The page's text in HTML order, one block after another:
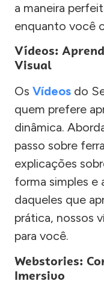
a maneira
enquanto você
Vídeos:
Visual
Os Vídeos do
quem prefere
dinâmica.
passo sobre
explicações
forma simples e
daqueles que
prática, nossos
para você.
Webstories:
Imersivo